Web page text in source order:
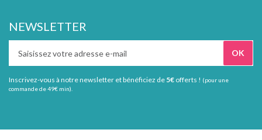
NEWSLETTER
Inscrivez-vous à notre newsletter et bénéficiez de 5€ offerts ! (pour une
commande de 49€ min).